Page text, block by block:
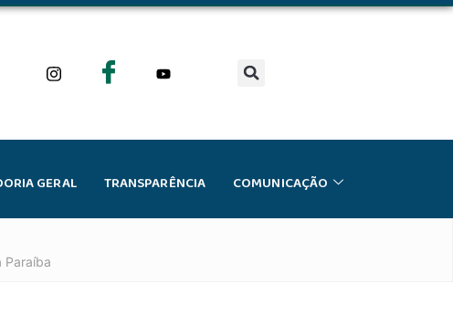
GERAL TRANSPARÊNCIA COMUNICAÇÃO
Paraíba